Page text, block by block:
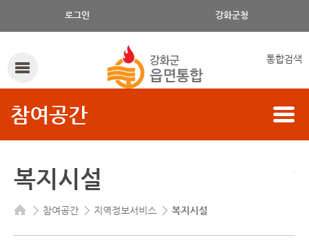
로그인 강화군청
통합검색
참여공간
복지시설
참여공간 지역정보서비스 복지시설